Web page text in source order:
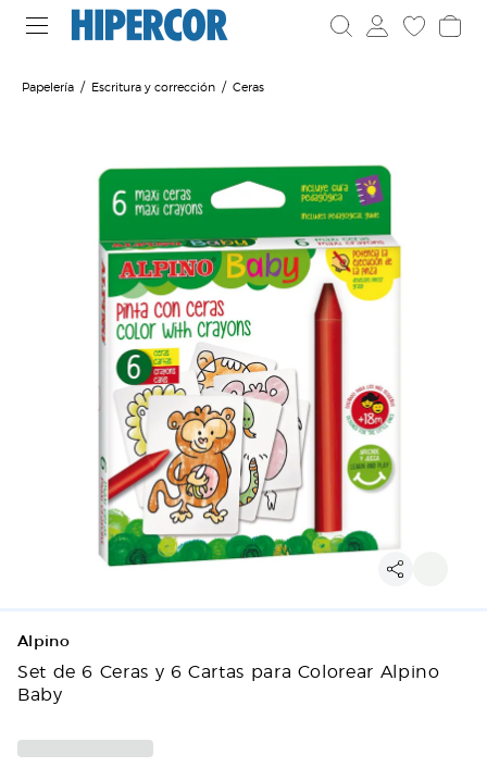
Papelería Escritura y corrección Ceras
Alpino
Set de 6 Ceras y 6 Cartas para Colorear Alpino
Baby